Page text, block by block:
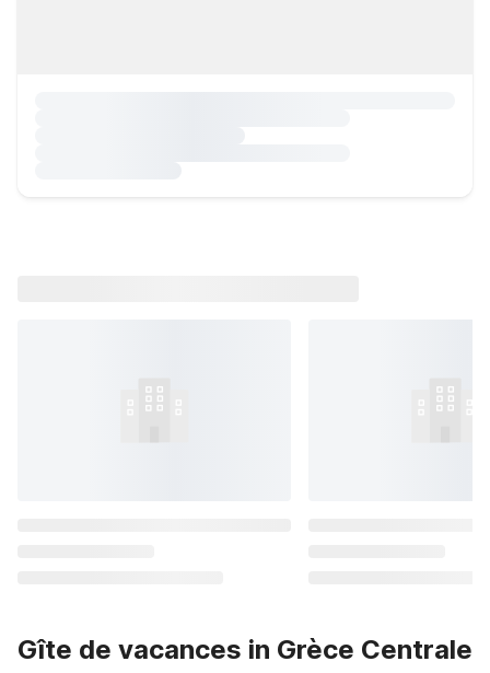
Gîte de vacances in Grèce Centrale